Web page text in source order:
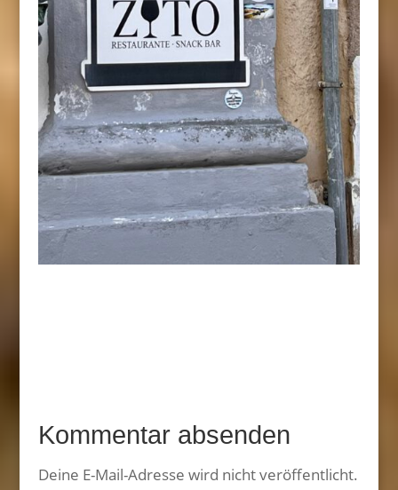
Kommentar absenden
Deine E-Mail-Adresse wird nicht veröffentlicht.